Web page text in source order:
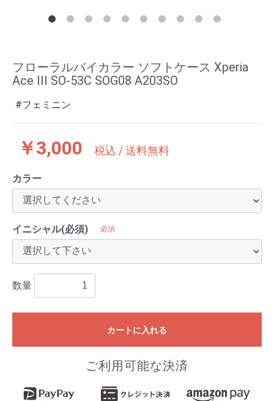
フローラルバイカラー ソフトケース Xperia
Ace III SO-53C SOG08 A203SO
フェミニン
￥3,000 税込 / 送料無料
カラー
イニシャル(必須) 必須
数量
カートに入れる
ご利用可能な決済